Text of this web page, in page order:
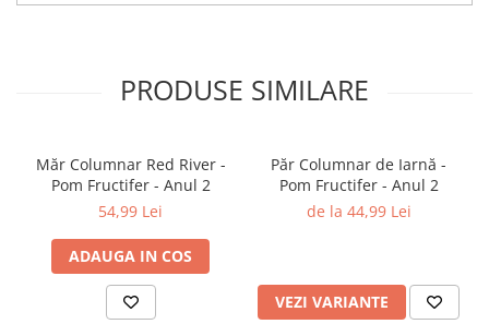
PRODUSE SIMILARE
Măr Columnar Red River -
Pom Fructifer - Anul 2
54,99 Lei
ADAUGA IN COS
Păr Columnar de Iarnă -
Pom Fructifer - Anul 2
de la 44,99 Lei
VEZI VARIANTE